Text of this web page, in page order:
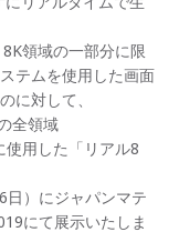
領域の一部分に限
テムを使用した画面
に対して、
全領域
使用した「リアル8
日）にジャパンマテ
にて展示いたしま